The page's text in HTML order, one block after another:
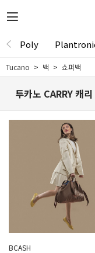
Poly
Tucano 백 쇼퍼백
투카노 CARRY 캐
BCASH